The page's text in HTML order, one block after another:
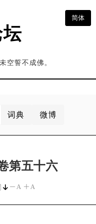
空誓不成佛。
简体
词典 微博
第五十六
A A